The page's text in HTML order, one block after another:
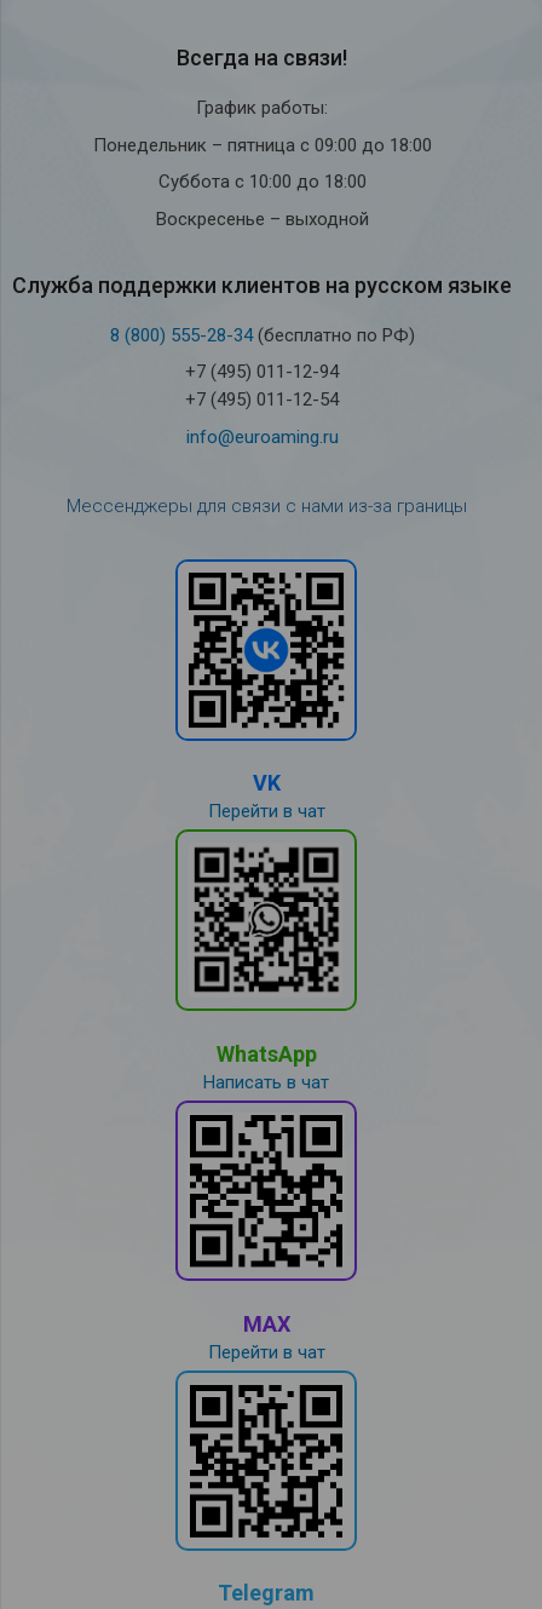
Всегда на связи!
График работы:
Понедельник – пятница с 09:00 до 18:00
Суббота с 10:00 до 18:00
Воскресенье – выходной
Служба под­держки кли­ен­тов на рус­ском языке
8 (800) 555-28-34(бесплатно по РФ)
+7 (495) 011-12-94
+7 (495) 011-12-54
info@euroaming.ru
Мессенджеры для связи с нами из-за границы
VK
Перейти в чат
WhatsApp
Написать в чат
MAX
Перейти в чат
Telegram